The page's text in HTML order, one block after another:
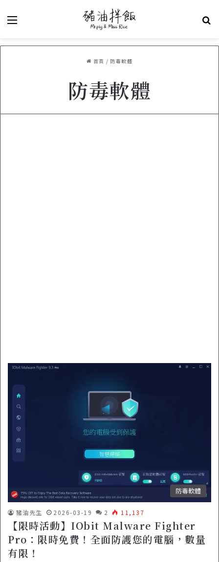
首頁 / 防毒軟體
防毒軟體
防毒軟體
豬油先生 2026-03-19 2 11,137
【限時活動】IObit Malware Fighter
Pro：限時免費！全面防護您的電腦，數量
有限！